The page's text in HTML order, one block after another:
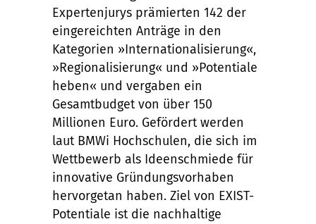
Expertenjurys prämierten 142 der
eingereichten Anträge in den
Kategorien »Internationalisierung«,
»Regionalisierung« und »Potentiale
heben« und vergaben ein
Gesamtbudget von über 150
Millionen Euro. Gefördert werden
laut BMWi Hochschulen, die sich im
Wettbewerb als Ideenschmiede für
innovative Gründungsvorhaben
hervorgetan haben. Ziel von EXIST-
Potentiale ist die nachhaltige